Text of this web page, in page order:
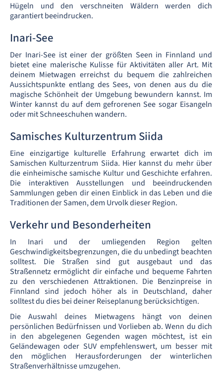
Hügeln und den verschneiten Wäldern werden dich
garantiert beeindrucken.
Inari-See
Der Inari-See ist einer der größten Seen in Finnland und
bietet eine malerische Kulisse für Aktivitäten aller Art. Mit
deinem Mietwagen erreichst du bequem die zahlreichen
Aussichtspunkte entlang des Sees, von denen aus du die
magische Schönheit der Umgebung bewundern kannst. Im
Winter kannst du auf dem gefrorenen See sogar Eisangeln
oder mit Schneeschuhen wandern.
Samisches Kulturzentrum Siida
Eine einzigartige kulturelle Erfahrung erwartet dich im
Samischen Kulturzentrum Siida. Hier kannst du mehr über
die einheimische samische Kultur und Geschichte erfahren.
Die interaktiven Ausstellungen und beeindruckenden
Sammlungen geben dir einen Einblick in das Leben und die
Traditionen der Samen, dem Urvolk dieser Region.
Verkehr und Besonderheiten
In Inari und der umliegenden Region gelten
Geschwindigkeitsbegrenzungen, die du unbedingt beachten
solltest. Die Straßen sind gut ausgebaut und das
Straßennetz ermöglicht dir einfache und bequeme Fahrten
zu den verschiedenen Attraktionen. Die Benzinpreise in
Finnland sind jedoch höher als in Deutschland, daher
solltest du dies bei deiner Reiseplanung berücksichtigen.
Die Auswahl deines Mietwagens hängt von deinen
persönlichen Bedürfnissen und Vorlieben ab. Wenn du dich
in den abgelegenen Gegenden wagen möchtest, ist ein
Geländewagen oder SUV empfehlenswert, um besser mit
den möglichen Herausforderungen der winterlichen
Straßenverhältnisse umzugehen.